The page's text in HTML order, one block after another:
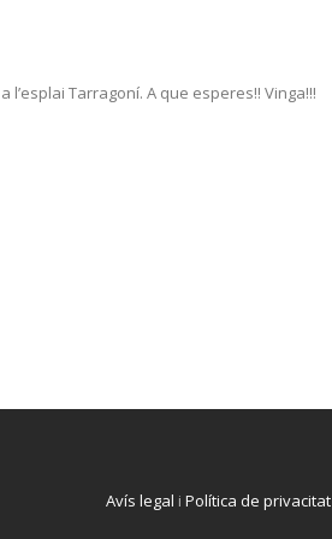
l’esplai Tarragoní. A que esperes!! Vinga!!!
Avís legal i Política de privacitat